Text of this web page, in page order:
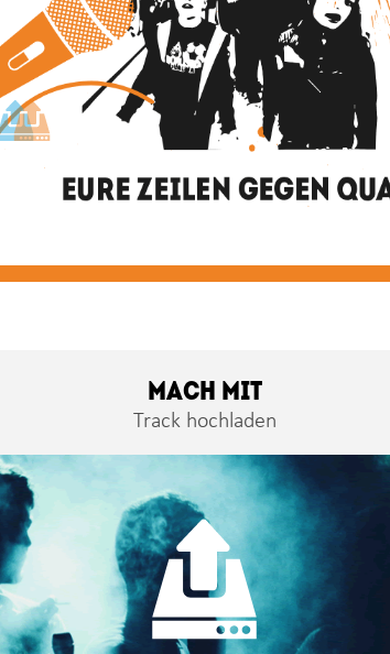
MACH MIT
Track hochladen